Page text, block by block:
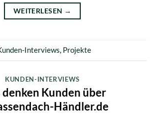
WEITERLESEN →
Interviews, Projekte
KUNDEN-INTERVIEWS
denken Kunden über
Händler.de